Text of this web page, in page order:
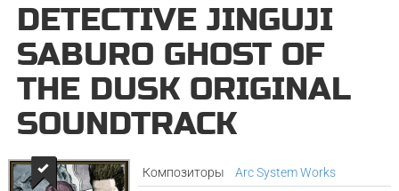
DETECTIVE JINGUJI
SABURO GHOST OF
THE DUSK ORIGINAL
SOUNDTRACK
Композиторы
Arc System Works